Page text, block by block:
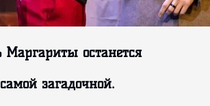
Маргариты останется
самой загадочной.